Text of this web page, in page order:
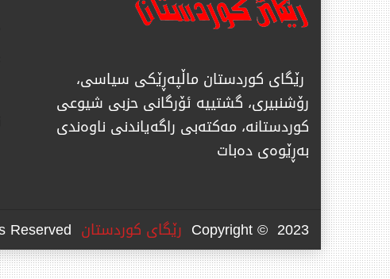
رێگای كوردستان ماڵپەڕێكی سیاسی،
رۆشنبیری، گشتییە ئۆرگانی حزبی شیوعی
كوردستانە، مەكتەبی راگەیاندنی ناوەندی
بەڕێوەی دەبات
Copyright © 2023 رێگای كوردستان